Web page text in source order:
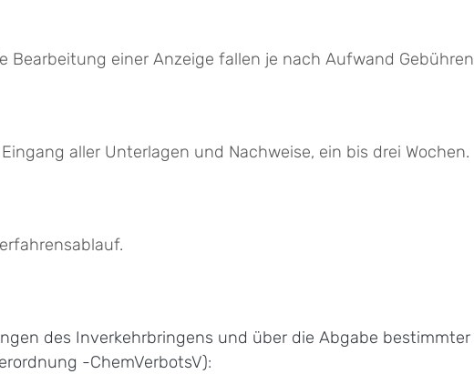
Bearbeitung einer Anzeige fallen je nach Aufwand
aller Unterlagen und Nachweise, ein bis drei Wochen.
des Inverkehrbringens und über die Abgabe
-ChemVerbotsV):